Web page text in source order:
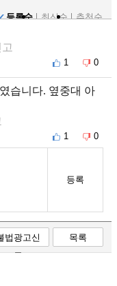
등록순
최신순 추천순
1 0
습니다. 옆중대 아
1 0
등록
법광고신
고
목록